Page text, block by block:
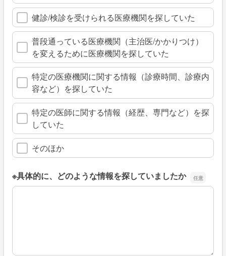
健診/検診を受けられる医療機関を探していた
普段通っている医療機関（主治医/かかりつけ）
を変えるために医療機関を探していた
特定の医療機関に関する情報（診療時間、診療内
容など）を探していた
特定の医師に関する情報（経歴、専門など）を探
していた
そのほか
※具体的に、どのような情報を探していましたか
※具体的に、どのような情報を探していましたか